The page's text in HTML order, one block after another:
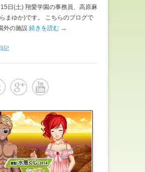
日(土) 翔愛学園の事務員、高原麻
まゆか)です。 こちらのブログで
外の施設 続きを読む →
記